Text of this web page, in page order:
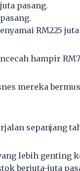
pasang.
RM225
hampir
mereka
sepanjang
lebih genting
berjuta-juta